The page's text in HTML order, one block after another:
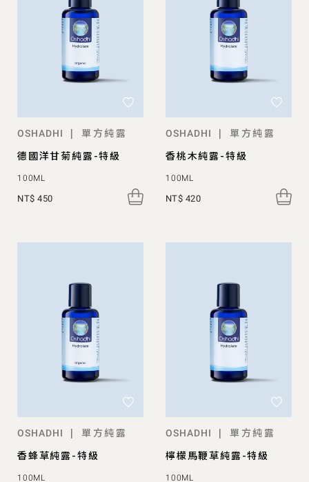
OSHADHI |
單方純露
德國洋甘菊純露-特級
100ML
NT$ 450
OSHADHI |
單方純露
香桃木純露-特級
100ML
NT$ 420
OSHADHI |
單方純露
香蜂草純露-特級
100ML
OSHADHI |
單方純露
檸檬馬鞭草純露-特級
100ML